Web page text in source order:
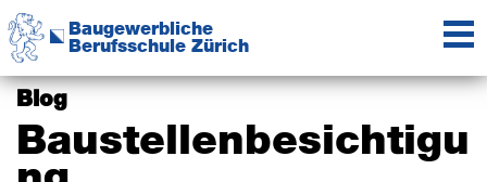
Zur
Hauptnavigation
springen
Zum
Inhalt
springen
Kompetenzzentrum
der
Baubranche
Baugewerbliche
Berufsschule Zürich
Blog
Baustellenbesichtigu